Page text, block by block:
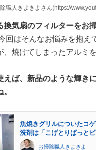
職人きよきよさん(https://
換気扇のフィルターをお
回はそんなお悩みを抱え
、焼けてしまったアルミ
えば、新品のような輝き
魚焼きグリルについたコ
洗剤は「こげとりぱっとビ
お掃除職人きよきよ